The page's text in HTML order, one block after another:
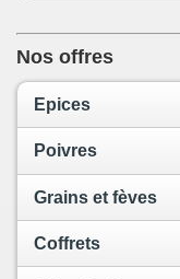
Nos offres
Epices
Poivres
Grains et fèves
Coffrets